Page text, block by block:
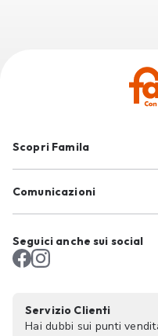
Scopri Famila
Comunicazioni
Seguici anche sui social
Servizio Clienti
Hai dubbi sui punti